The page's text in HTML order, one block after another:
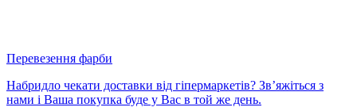
Перевезення фарби
Набридло чекати доставки від гіпермаркетів? Зв’яжіться з
нами і Ваша покупка буде у Вас в той же день.